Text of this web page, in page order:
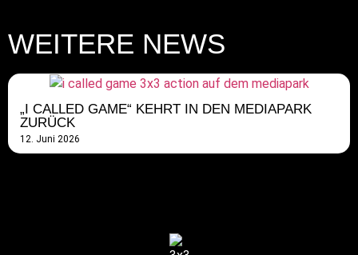
WEITERE NEWS
„I CALLED GAME“ KEHRT IN DEN MEDIAPARK
ZURÜCK
12. Juni 2026